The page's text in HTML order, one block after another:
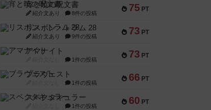
75 PT
宵と暁の呪文書
紹介文あり 8件の投稿
73 PT
リスボン・トラム 28
紹介文あり 9件の投稿
73 PT
アマナイト
1件の投稿
66 PT
ブラヴェスト
1件の投稿
60 PT
スペクタキュラー
1件の投稿